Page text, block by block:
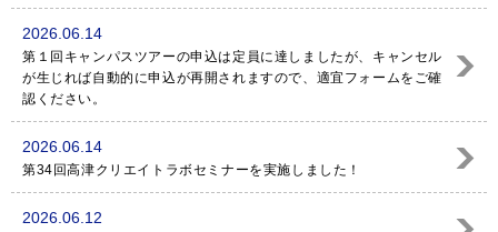
2026.06.14
第１回キャンパスツアーの申込は定員に達しましたが、キャンセル
が生じれば自動的に申込が再開されますので、適宜フォームをご確
認ください。
2026.06.14
第34回高津クリエイトラボセミナーを実施しました！
2026.06.12